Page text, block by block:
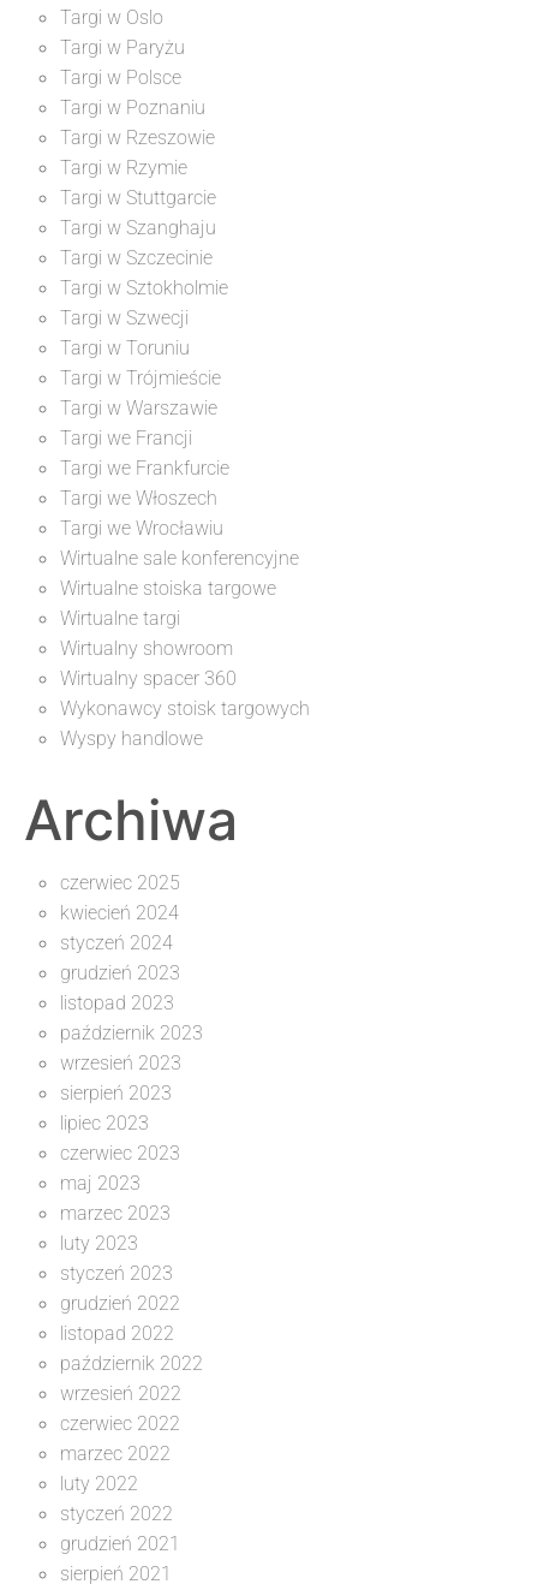
Targi w Oslo
Targi w Paryżu
Targi w Polsce
Targi w Poznaniu
Targi w Rzeszowie
Targi w Rzymie
Targi w Stuttgarcie
Targi w Szanghaju
Targi w Szczecinie
Targi w Sztokholmie
Targi w Szwecji
Targi w Toruniu
Targi w Trójmieście
Targi w Warszawie
Targi we Francji
Targi we Frankfurcie
Targi we Włoszech
Targi we Wrocławiu
Wirtualne sale konferencyjne
Wirtualne stoiska targowe
Wirtualne targi
Wirtualny showroom
Wirtualny spacer 360
Wykonawcy stoisk targowych
Wyspy handlowe
Archiwa
czerwiec 2025
kwiecień 2024
styczeń 2024
grudzień 2023
listopad 2023
październik 2023
wrzesień 2023
sierpień 2023
lipiec 2023
czerwiec 2023
maj 2023
marzec 2023
luty 2023
styczeń 2023
grudzień 2022
listopad 2022
październik 2022
wrzesień 2022
czerwiec 2022
marzec 2022
luty 2022
styczeń 2022
grudzień 2021
sierpień 2021